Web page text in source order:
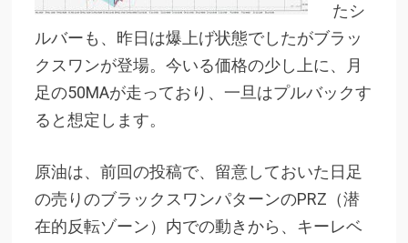
たシ
ルバーも、昨日は爆上げ状態でしたがブラッ
クスワンが登場。今いる価格の少し上に、月
足の50MAが走っており、一旦はプルバックす
ると想定します。
原油は、前回の投稿で、留意しておいた日足
の売りのブラックスワンパターンのPRZ（潜
在的反転ゾーン）内での動きから、キーレベ